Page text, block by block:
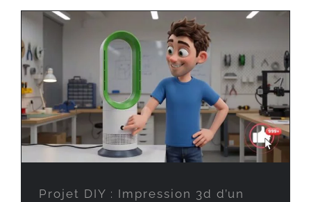
Projet DIY : Impression 3d d’un